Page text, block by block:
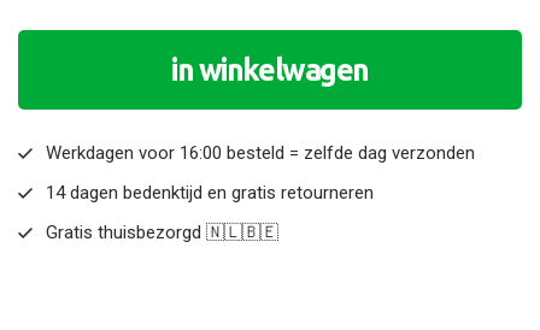
in winkelwagen
Werkdagen voor 16:00 besteld = zelfde dag verzonden
14 dagen bedenktijd en gratis retourneren
Gratis thuisbezorgd 🇳🇱🇧🇪